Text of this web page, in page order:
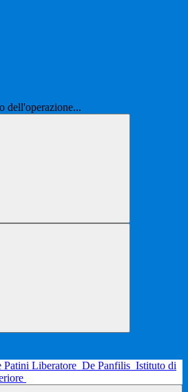
dell'operazione...
Patini Liberatore De Panfilis Istituto di